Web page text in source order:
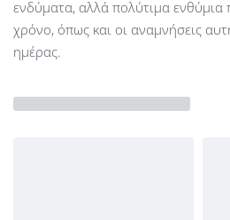
ενδύματα, αλλά πολύτιμα ενθύμια
χρόνο, όπως και οι αναμνήσεις
ημέρας.